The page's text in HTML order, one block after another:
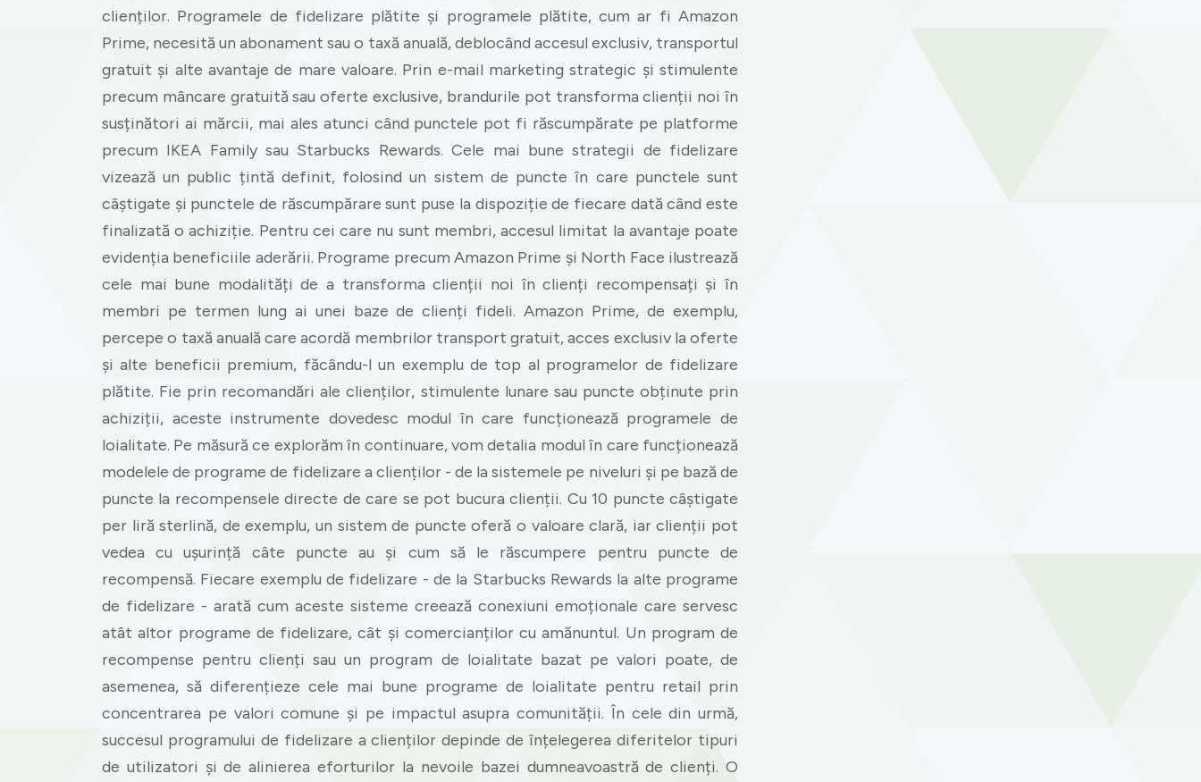
clienților. Programele de fidelizare plătite și programele plătite, cum ar fi Amazon
Prime, necesită un abonament sau o taxă anuală, deblocând accesul exclusiv, transportul
gratuit și alte avantaje de mare valoare. Prin e-mail marketing strategic și stimulente
precum mâncare gratuită sau oferte exclusive, brandurile pot transforma clienții noi în
susținători ai mărcii, mai ales atunci când punctele pot fi răscumpărate pe platforme
precum IKEA Family sau Starbucks Rewards. Cele mai bune strategii de fidelizare
vizează un public țintă definit, folosind un sistem de puncte în care punctele sunt
câștigate și punctele de răscumpărare sunt puse la dispoziție de fiecare dată când este
finalizată o achiziție. Pentru cei care nu sunt membri, accesul limitat la avantaje poate
evidenția beneficiile aderării. Programe precum Amazon Prime și North Face ilustrează
cele mai bune modalități de a transforma clienții noi în clienți recompensați și în
membri pe termen lung ai unei baze de clienți fideli. Amazon Prime, de exemplu,
percepe o taxă anuală care acordă membrilor transport gratuit, acces exclusiv la oferte
și alte beneficii premium, făcându-l un exemplu de top al programelor de fidelizare
plătite. Fie prin recomandări ale clienților, stimulente lunare sau puncte obținute prin
achiziții, aceste instrumente dovedesc modul în care funcționează programele de
loialitate. Pe măsură ce explorăm în continuare, vom detalia modul în care funcționează
modelele de programe de fidelizare a clienților - de la sistemele pe niveluri și pe bază de
puncte la recompensele directe de care se pot bucura clienții. Cu 10 puncte câștigate
per liră sterlină, de exemplu, un sistem de puncte oferă o valoare clară, iar clienții pot
vedea cu ușurință câte puncte au și cum să le răscumpere pentru puncte de
recompensă. Fiecare exemplu de fidelizare - de la Starbucks Rewards la alte programe
de fidelizare - arată cum aceste sisteme creează conexiuni emoționale care servesc
atât altor programe de fidelizare, cât și comercianților cu amănuntul. Un program de
recompense pentru clienți sau un program de loialitate bazat pe valori poate, de
asemenea, să diferențieze cele mai bune programe de loialitate pentru retail prin
concentrarea pe valori comune și pe impactul asupra comunității. În cele din urmă,
succesul programului de fidelizare a clienților depinde de înțelegerea diferitelor tipuri
de utilizatori și de alinierea eforturilor la nevoile bazei dumneavoastră de clienți. O